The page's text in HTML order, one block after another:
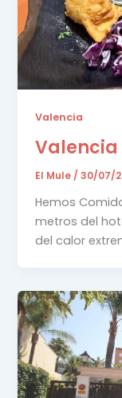
Valencia
El Mule /30/07/
Hemos
metros del
del calor